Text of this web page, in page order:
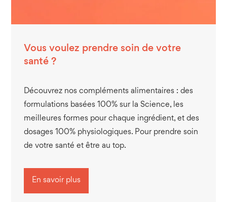
Vous voulez prendre soin de votre
santé ?
Découvrez nos compléments alimentaires : des
formulations basées 100% sur la Science, les
meilleures formes pour chaque ingrédient, et des
dosages 100% physiologiques. Pour prendre soin
de votre santé et être au top.
En savoir plus